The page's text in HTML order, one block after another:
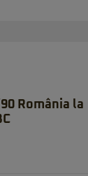
România la